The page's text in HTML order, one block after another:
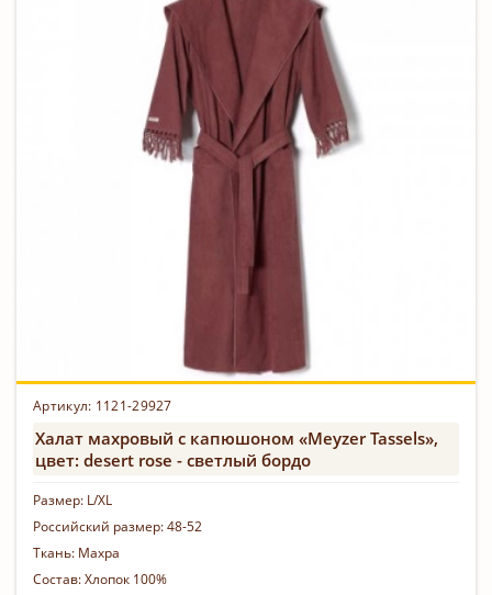
Артикул: 1121-29927
Халат махровый с капюшоном «Meyzer Tassels»,
цвет: desert rose - светлый бордо
Размер: L/XL
Российский размер:48-52
Ткань: Махра
Состав:Хлопок 100%